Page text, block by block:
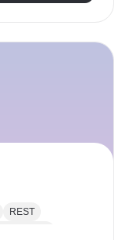
REST